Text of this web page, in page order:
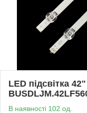
LED підсвітка
В наявності 102 од.